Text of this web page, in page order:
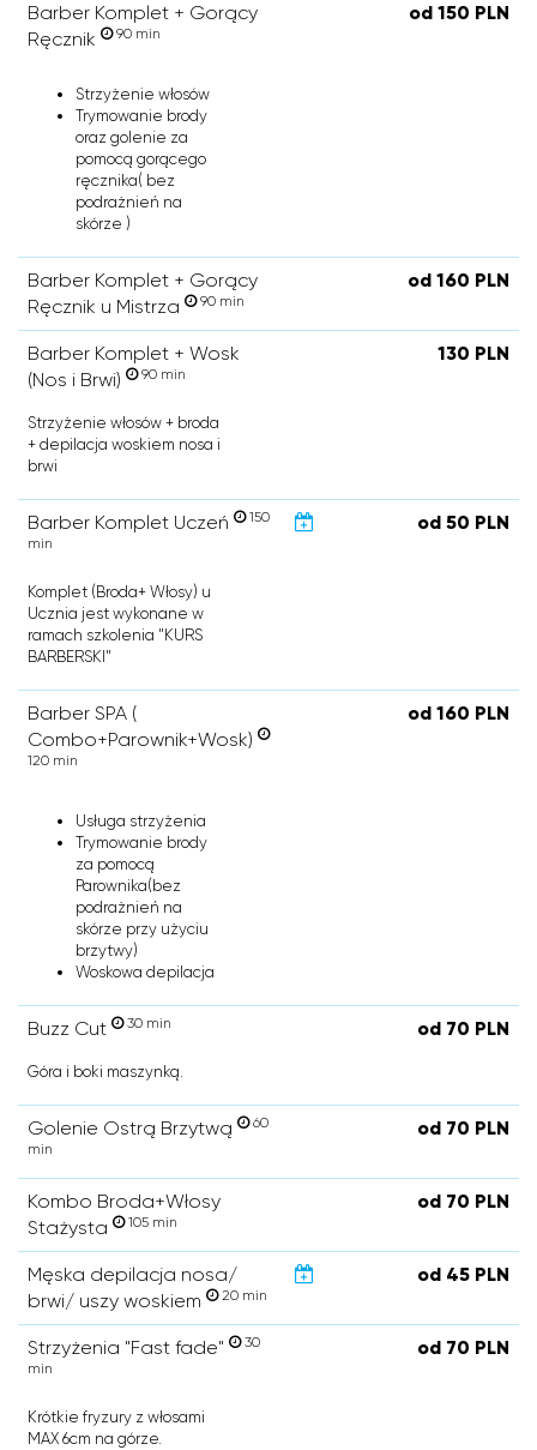
Barber Komplet + Gorący
Ręcznik
90 min
od 150 PLN
Strzyżenie włosów
Trymowanie brody
oraz golenie za
pomocą gorącego
ręcznika( bez
podrażnień na
skórze )
Barber Komplet + Gorący
Ręcznik u Mistrza
90 min
od 160 PLN
Barber Komplet + Wosk
(Nos i Brwi)
90 min
130 PLN
Strzyżenie włosów + broda
+ depilacja woskiem nosa i
brwi
Barber Komplet Uczeń
150
min
od 50 PLN
Komplet (Broda+ Włosy) u
Ucznia jest wykonane w
ramach szkolenia "KURS
BARBERSKI"
Barber SPA (
Combo+Parownik+Wosk)
120 min
od 160 PLN
Usługa strzyżenia
Trymowanie brody
za pomocą
Parownika(bez
podrażnień na
skórze przy użyciu
brzytwy)
Woskowa depilacja
Buzz Cut 30 min od 70 PLN
Góra i boki maszynką.
Golenie Ostrą Brzytwą
60
min
od 70 PLN
Kombo Broda+Włosy
Stażysta
105 min
od 70 PLN
Męska depilacja nosa/
brwi/ uszy woskiem
20 min
od 45 PLN
Strzyżenia "Fast fade"
30
min
od 70 PLN
Krótkie fryzury z włosami
MAX 6cm na górze.